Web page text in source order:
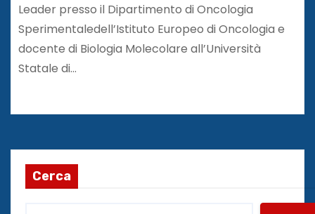
Leader presso il Dipartimento di Oncologia
Sperimentaledell’Istituto Europeo di Oncologia e
docente di Biologia Molecolare all’Università
Statale di…
Cerca